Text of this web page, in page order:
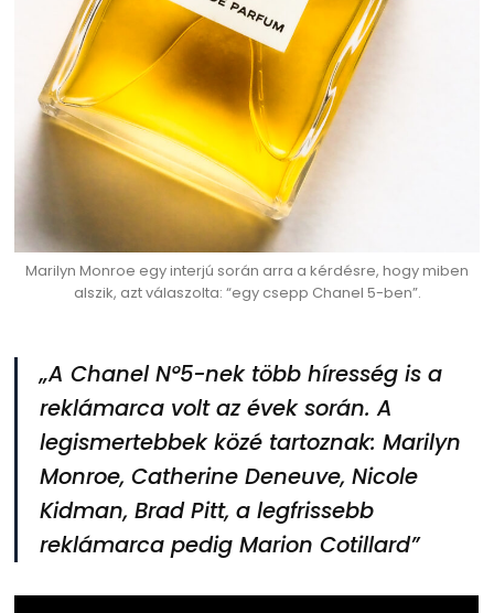
Marilyn Monroe egy interjú során arra a kérdésre, hogy miben
alszik, azt válaszolta: “egy csepp Chanel 5-ben”.
„A Chanel N°5-nek több híresség is a
reklámarca volt az évek során. A
legismertebbek közé tartoznak: Marilyn
Monroe, Catherine Deneuve, Nicole
Kidman, Brad Pitt, a legfrissebb
reklámarca pedig Marion Cotillard”